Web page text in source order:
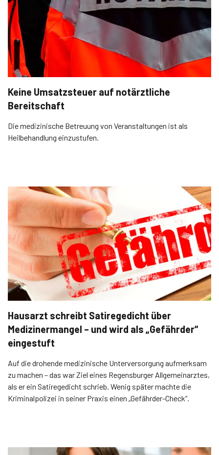
Keine Umsatzsteuer auf notärztliche
Bereitschaft
Die medizinische Betreuung von Veranstaltungen ist als
Heilbehandlung einzustufen.
Hausarzt schreibt Satiregedicht über
Medizinermangel – und wird als „Gefährder“
eingestuft
Auf die drohende medizinische Unterversorgung aufmerksam
zu machen – das war Ziel eines Regensburger Allgemeinarztes,
als er ein Satiregedicht schrieb. Wenig später machte die
Kriminalpolizei in seiner Praxis einen „Gefährder-Check“.